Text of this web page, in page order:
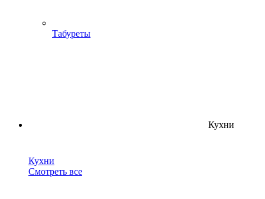
Табуреты
Кухни
Кухни
Смотреть все